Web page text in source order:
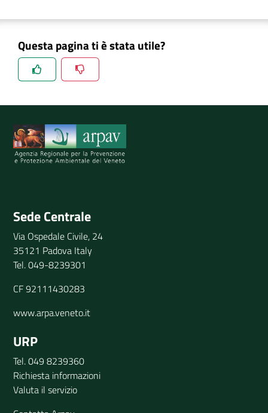
Questa pagina ti è stata utile?
Spiegaci perchè, e aiutaci a migliorare il servizio
Sede Centrale
Via Ospedale Civile, 24
35121 Padova Italy
Tel. 049-8239301
CF 92111430283
www.arpa.veneto.it
URP
Tel. 049 8239360
Richiesta informazioni
Valuta il servizio